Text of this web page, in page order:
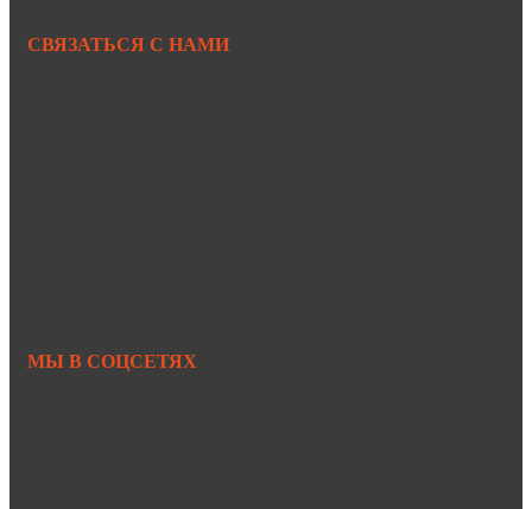
СВЯЗАТЬСЯ С НАМИ
МЫ В СОЦСЕТЯХ